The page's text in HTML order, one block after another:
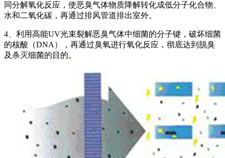
同分解氧化反应，使恶臭气体物质降解转化成低分子化合物、
水和二氧化碳，再通过排风管道排出室外。
4、利用高能UV光束裂解恶臭气体中细菌的分子键，破坏细菌
的核酸（DNA），再通过臭氧进行氧化反应，彻底达到脱臭
及杀灭细菌的目的。